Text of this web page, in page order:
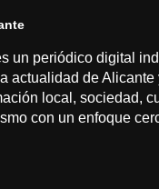
un periódico digital
actualidad de Alicante
local, sociedad,
con un enfoque